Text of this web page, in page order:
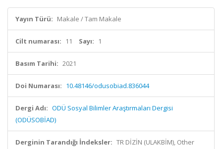
Yayın Türü: Makale / Tam Makale
Cilt numarası: 11 Sayı: 1
Basım Tarihi: 2021
Doi Numarası: 10.48146/odusobiad.836044
Dergi Adı: ODÜ Sosyal Bilimler Araştırmaları Dergisi
(ODÜSOBİAD)
Derginin Tarandığı İndeksler: TR DİZİN (ULAKBİM), Other